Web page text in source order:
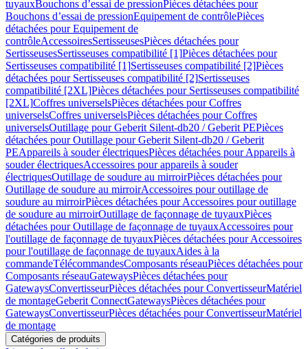
tuyauxBouchons d’essai de pressionPièces détachées pour
Bouchons d’essai de pressionEquipement de contrôlePièces
détachées pour Equipement de
contrôleAccessoiresSertisseusesPièces détachées pour
SertisseusesSertisseuses compatibilité [1]Pièces détachées pour
Sertisseuses compatibilité [1]Sertisseuses compatibilité [2]Pièces
détachées pour Sertisseuses compatibilité [2]Sertisseuses
compatibilité [2XL]Pièces détachées pour Sertisseuses compatibilité
[2XL]Coffres universelsPièces détachées pour Coffres
universelsCoffres universelsPièces détachées pour Coffres
universelsOutillage pour Geberit Silent-db20 / Geberit PEPièces
détachées pour Outillage pour Geberit Silent-db20 / Geberit
PEAppareils à souder électriquesPièces détachées pour Appareils à
souder électriquesAccessoires pour appareils à souder
électriquesOutillage de soudure au mirroirPièces détachées pour
Outillage de soudure au mirroirAccessoires pour outillage de
soudure au mirroirPièces détachées pour Accessoires pour outillage
de soudure au mirroirOutillage de façonnage de tuyauxPièces
détachées pour Outillage de façonnage de tuyauxAccessoires pour
l'outillage de façonnage de tuyauxPièces détachées pour Accessoires
pour l'outillage de façonnage de tuyauxAides à la
commandeTélécommandesComposants réseauPièces détachées pour
Composants réseauGatewaysPièces détachées pour
GatewaysConvertisseurPièces détachées pour ConvertisseurMatériel
de montageGeberit ConnectGatewaysPièces détachées pour
GatewaysConvertisseurPièces détachées pour ConvertisseurMatériel
de montage
Catégories de produits